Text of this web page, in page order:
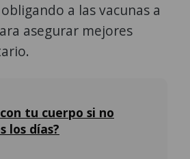
a las vacunas a
asegurar mejores
tu cuerpo si no
los días?